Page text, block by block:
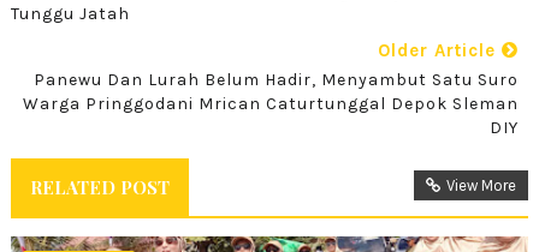
Tunggu Jatah
Older Article
Panewu Dan Lurah Belum Hadir, Menyambut Satu Suro
Warga Pringgodani Mrican Caturtunggal Depok Sleman
DIY
RELATED POST View More